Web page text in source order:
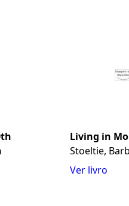
Living in
Stoeltie,
Ver livro